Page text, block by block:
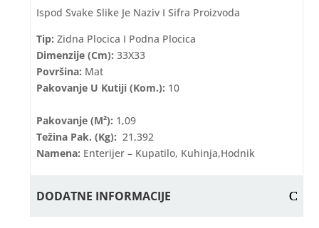
Ispod Svake Slike Je Naziv I Sifra Proizvoda
Tip: Zidna Plocica I Podna Plocica
Dimenzije (cm): 33X33
Površina: Mat
Pakovanje U Kutiji (kom.): 10
Pakovanje (m²): 1,09
Težina Pak. (kg): 21,392
Namena: Enterijer – Kupatilo, Kuhinja,hodnik
DODATNE INFORMACIJE